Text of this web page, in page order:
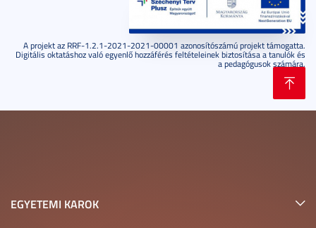
A projekt az RRF-1.2.1-2021-2021-00001 azonosítószámú projekt támogatta.
Digitális oktatáshoz való egyenlő hozzáférés feltételeinek biztosítása a tanulók és
a pedagógusok számára.
EGYETEMI KAROK